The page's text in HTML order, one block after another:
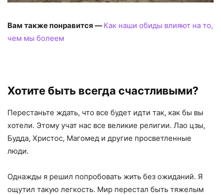
Вам также понравится — Как наши обиды влияют на то,
чем мы болеем
Хотите быть всегда счастливыми?
Перестаньте ждать, что все будет идти так, как бы вы
хотели. Этому учат нас все великие религии. Лао цзы,
Будда, Христос, Магомед и другие просветленные
люди.
Однажды я решил попробовать жить без ожиданий. Я
ощутил такую легкость. Мир перестал быть тяжелым